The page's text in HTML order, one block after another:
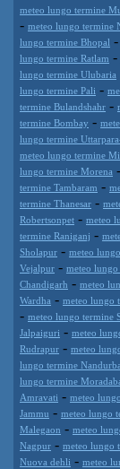
meteo lungo termine
- meteo lungo termine
lungo termine Bhopal -
lungo termine Ratlam -
lungo termine Ulubaria
lungo termine Pali -
termine Bulandshahr -
termine Bombay -
lungo termine
meteo lungo termine
lungo termine Morena -
termine Tambaram -
termine Thanesar -
Robertsonpet - meteo
termine Raniganj -
Sholapur - meteo
Vejalpur - meteo
Chandigarh - meteo
Wardha - meteo lungo
- meteo lungo termine
Jalpaiguri - meteo
Rudrapur - meteo
lungo termine
lungo termine
Amravati - meteo
Jammu - meteo lungo
Malegaon - meteo
Nagpur - meteo lungo
Nuova dehli - meteo